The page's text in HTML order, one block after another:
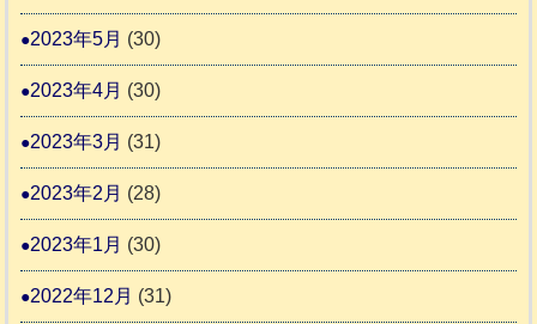
2023年5月 (30)
2023年4月 (30)
2023年3月 (31)
2023年2月 (28)
2023年1月 (30)
2022年12月 (31)